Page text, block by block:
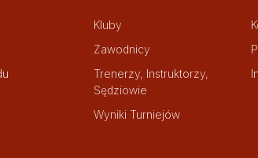
Kluby
Zawodnicy
Trenerzy, Instruktorzy,
Sędziowie
Wyniki Turniejów